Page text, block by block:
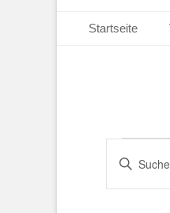
Primäres
Inhalt
Startseite
Suche
Bitte
eingeben.